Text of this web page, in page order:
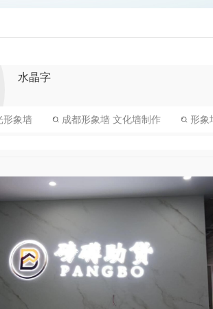
水晶字
形象墙 成都形象墙 文化墙制作 形象